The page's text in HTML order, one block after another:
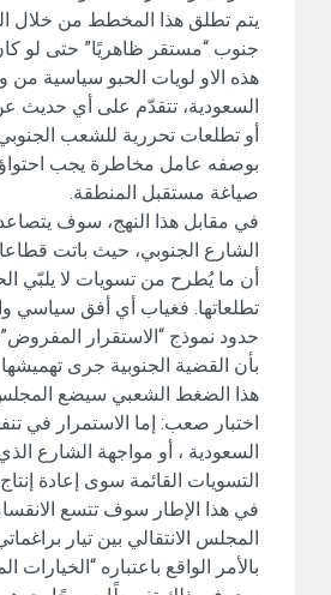
يتم تطلق هذا المخطط من خلال
جنوب “مستقر ظاهريًا” حتى لو
هذه الاو لويات الحبو سياسية من
السعودية، تتقدّم على أي حديث
أو تطلعات تحررية للشعب
بوصفه عامل مخاطرة يجب
صياغة مستقبل المنطقة.
في مقابل هذا النهج، سوف
الشارع الجنوبي، حيث باتت
أن ما يُطرح من تسويات لا يلبّي
تطلعاتها. فغياب أي أفق
حدود نموذج “الاستقرار
بأن القضية الجنوبية جرى
هذا الضغط الشعبي سيضع المجلس
اختبار صعب: إما الاستمرار في
السعودية ، أو مواجهة الشارع
التسويات القائمة سوى إعادة
في هذا الإطار سوف تتسع
المجلس الانتقالي بين تيار
بالأمر الواقع باعتباره “الخيارات